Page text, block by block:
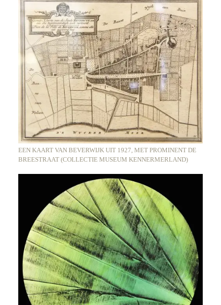
EEN KAART VAN BEVERWIJK UIT 1927, MET PROMINENT DE
BREESTRAAT (COLLECTIE MUSEUM KENNERMERLAND)